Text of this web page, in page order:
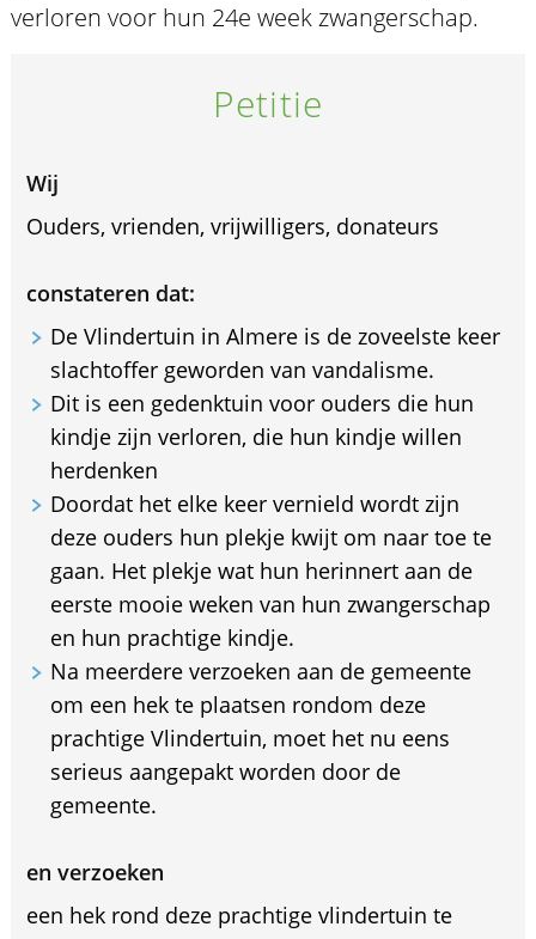
verloren voor hun 24e week zwangerschap.
Petitie
Wij
Ouders, vrienden, vrijwilligers, donateurs
constateren dat:
De Vlindertuin in Almere is de zoveelste keer
slachtoffer geworden van vandalisme.
Dit is een gedenktuin voor ouders die hun
kindje zijn verloren, die hun kindje willen
herdenken
Doordat het elke keer vernield wordt zijn
deze ouders hun plekje kwijt om naar toe te
gaan. Het plekje wat hun herinnert aan de
eerste mooie weken van hun zwangerschap
en hun prachtige kindje.
Na meerdere verzoeken aan de gemeente
om een hek te plaatsen rondom deze
prachtige Vlindertuin, moet het nu eens
serieus aangepakt worden door de
gemeente.
en verzoeken
een hek rond deze prachtige vlindertuin te